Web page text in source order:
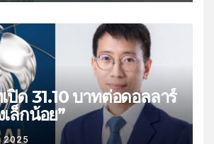
ปิด 31.10 บาทต่อดอลลาร์
ล็กน้อย”
2025